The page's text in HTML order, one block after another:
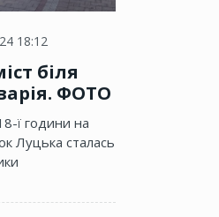
18:12
біля
ФОТО
ї години на
Луцька сталась